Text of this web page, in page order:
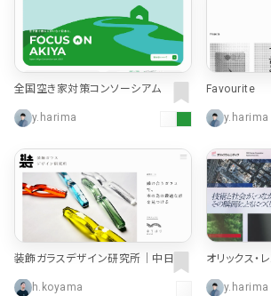
全国空き家対策コンソーシアム
y.harima
Favourite
y.harima
装飾ガラスデザイン研究所｜中日ス
h.koyama
オリックス・
ンテック株
用情報 |
y.harima